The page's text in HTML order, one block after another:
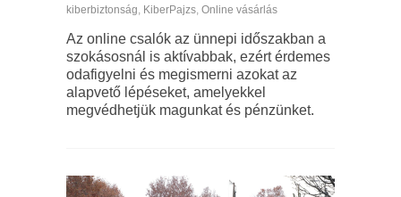
kiberbiztonság, KiberPajzs, Online vásárlás
Az online csalók az ünnepi időszakban a
szokásosnál is aktívabbak, ezért érdemes
odafigyelni és megismerni azokat az
alapvető lépéseket, amelyekkel
megvédhetjük magunkat és pénzünket.